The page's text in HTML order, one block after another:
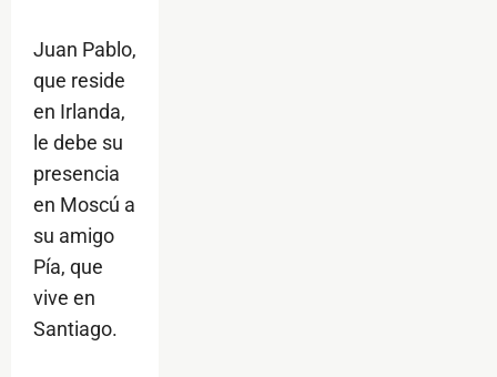
Juan Pablo,
que reside
en Irlanda,
le debe su
presencia
en Moscú a
su amigo
Pía, que
vive en
Santiago.